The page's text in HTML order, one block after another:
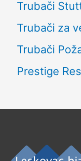
Trubači
Trubači za
Trubači
Prestige